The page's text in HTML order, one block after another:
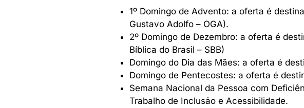
1º Domingo de Advento: a oferta é
Gustavo Adolfo – OGA).
2º Domingo de Dezembro: a oferta é
Bíblica do Brasil – SBB)
Domingo do Dia das Mães: a oferta é
Domingo de Pentecostes: a oferta é
Semana Nacional da Pessoa com
Trabalho de Inclusão e Acessibilidade.